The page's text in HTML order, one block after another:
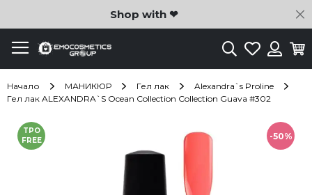
Shop with ❤
ТърсенеЛюбими
Начало МАНИКЮР Гел лак
Alexandra`s Proline
Гел лак ALEXANDRA`S Ocean Collection Collection Guava #302
-50%
TPO
FREE
Преминете
към
края